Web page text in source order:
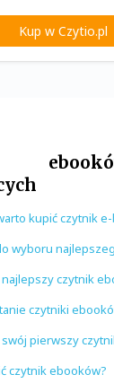
Kup w Czytio.pl
kupić czytnik
wyboru
najlepszy czytnik
czytniki
swój pierwszy
czytnik ebooków?